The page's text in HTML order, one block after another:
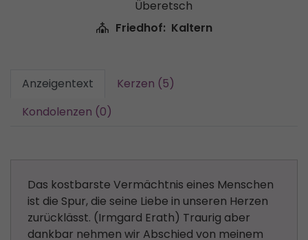
Überetsch
Friedhof: Kaltern
Anzeigentext
Kerzen (5)
Kondolenzen (0)
Das kostbarste Vermächtnis eines Menschen
ist die Spur, die seine Liebe in unseren Herzen
zurücklässt. (Irmgard Erath) Traurig aber
dankbar nehmen wir Abschied von meinem